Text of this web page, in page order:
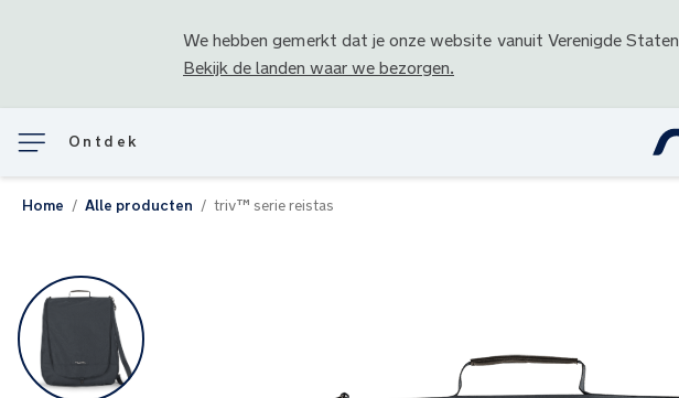
We hebben gemerkt dat je onze website vanuit Verenigde Staten
Bekijk de landen waar we bezorgen.
Ontdek
Home Alle producten triv™ serie reistas
naar
het
einde
van